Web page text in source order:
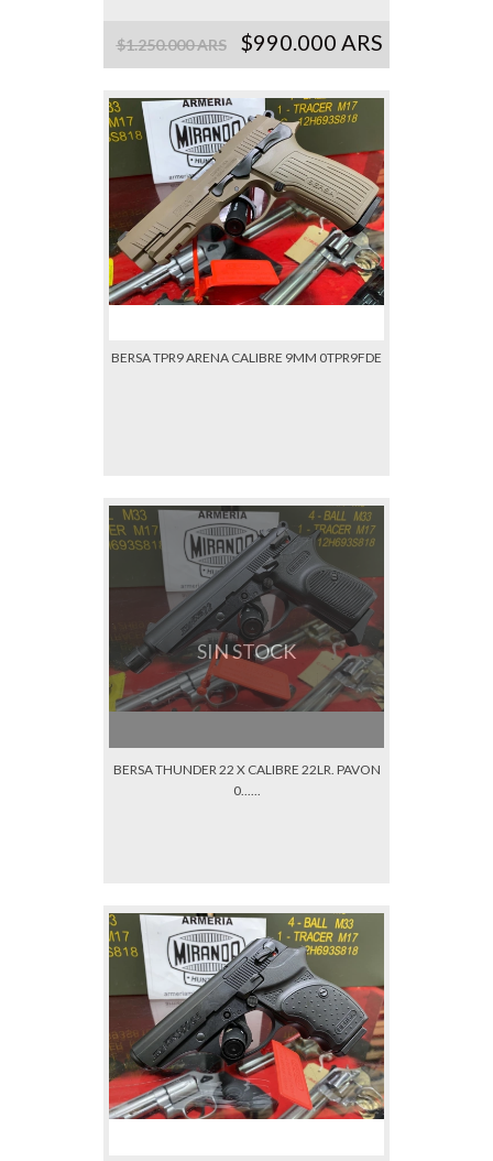
$1.250.000 ARS $990.000 ARS
BERSA TPR9 ARENA CALIBRE 9MM 0TPR9FDE
SIN STOCK
BERSA THUNDER 22 X CALIBRE 22LR. PAVON
0......